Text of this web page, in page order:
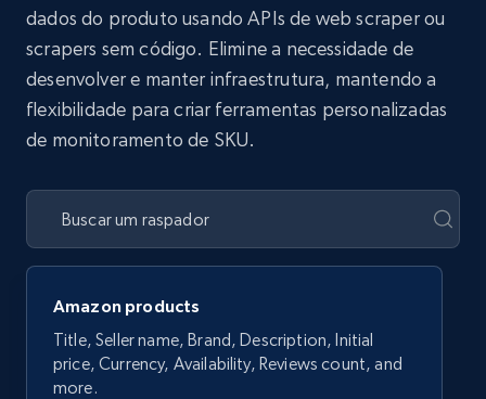
dados do produto usando APIs de web scraper ou
scrapers sem código. Elimine a necessidade de
desenvolver e manter infraestrutura, mantendo a
flexibilidade para criar ferramentas personalizadas
de monitoramento de SKU.
Amazon products
Title, Seller name, Brand, Description, Initial
price, Currency, Availability, Reviews count, and
more.